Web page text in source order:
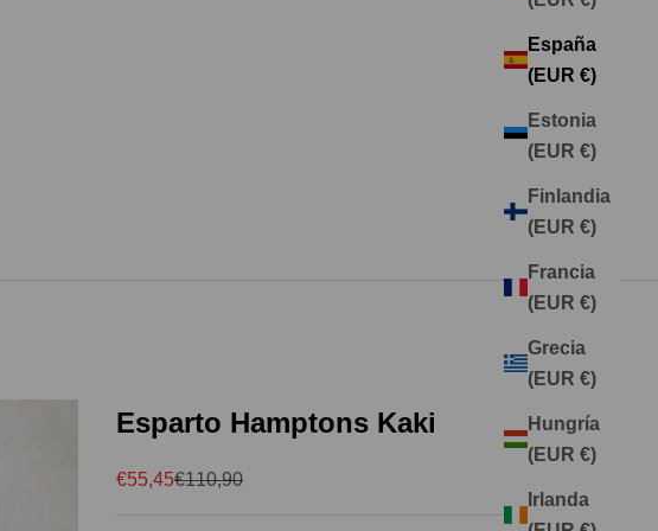
España
(EUR €)
Estonia
(EUR €)
Finlandia
(EUR €)
Francia
(EUR €)
Grecia
(EUR €)
Hungría
(EUR €)
Irlanda
Esparto Hamptons Kaki
Precio de oferta
€55,45Precio normal
€110,90